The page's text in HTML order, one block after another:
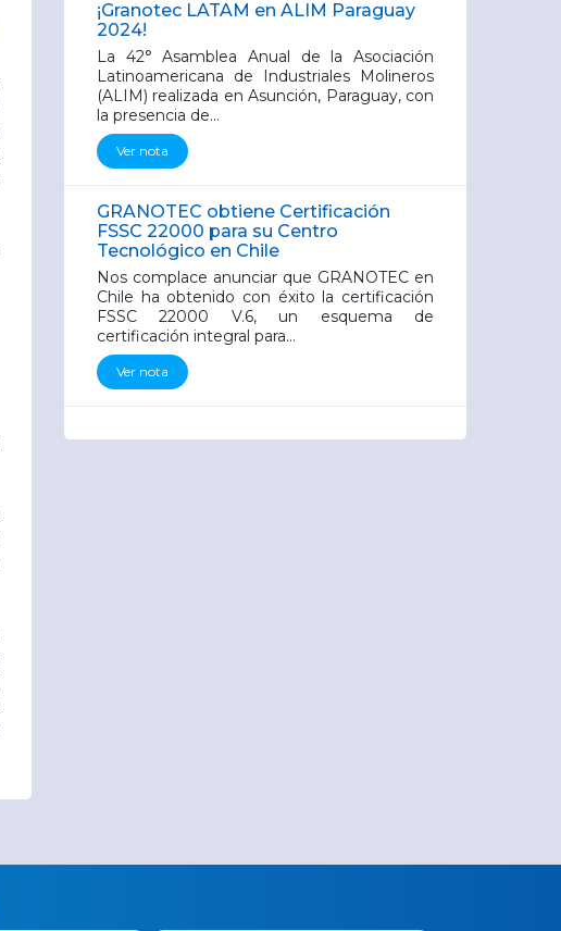
¡Granotec LATAM en ALIM Paraguay
2024!
La 42° Asamblea Anual de la Asociación
Latinoamericana de Industriales Molineros
(ALIM) realizada en Asunción, Paraguay, con
la presencia de...
Ver nota
GRANOTEC obtiene Certificación
FSSC 22000 para su Centro
Tecnológico en Chile
Nos complace anunciar que GRANOTEC en
Chile ha obtenido con éxito la certificación
FSSC 22000 V.6, un esquema de
certificación integral para...
Ver nota